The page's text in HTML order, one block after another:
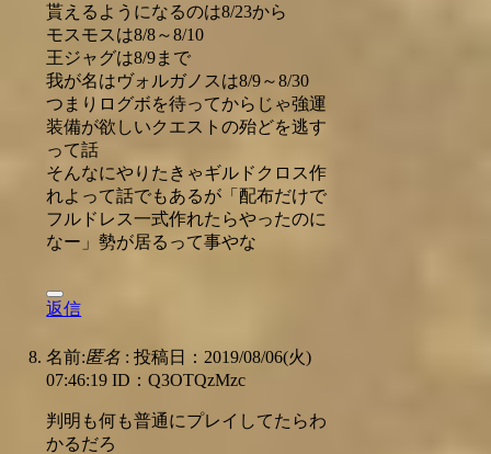
貰えるようになるのは8/23から
モスモスは8/8～8/10
王ジャグは8/9まで
我が名はヴォルガノスは8/9～8/30
つまりログボを待ってからじゃ強運
装備が欲しいクエストの殆どを逃す
って話
そんなにやりたきゃギルドクロス作
れよって話でもあるが「配布だけで
フルドレス一式作れたらやったのに
なー」勢が居るって事やな
返信
名前:匿名 : 投稿日：2019/08/06(火)
07:46:19 ID：Q3OTQzMzc
判明も何も普通にプレイしてたらわ
かるだろ